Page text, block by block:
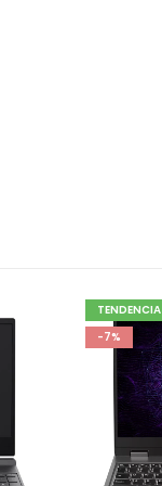
TENDENCIA
-7%